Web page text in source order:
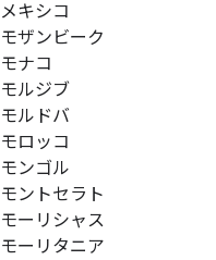
メキシコ
モザンビーク
モナコ
モルジブ
モルドバ
モロッコ
モンゴル
モントセラト
モーリシャス
モーリタニア